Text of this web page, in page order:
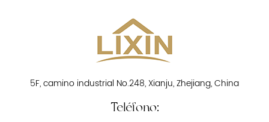
5F, camino industrial No.248, Xianju, Zhejiang, China
Teléfono: